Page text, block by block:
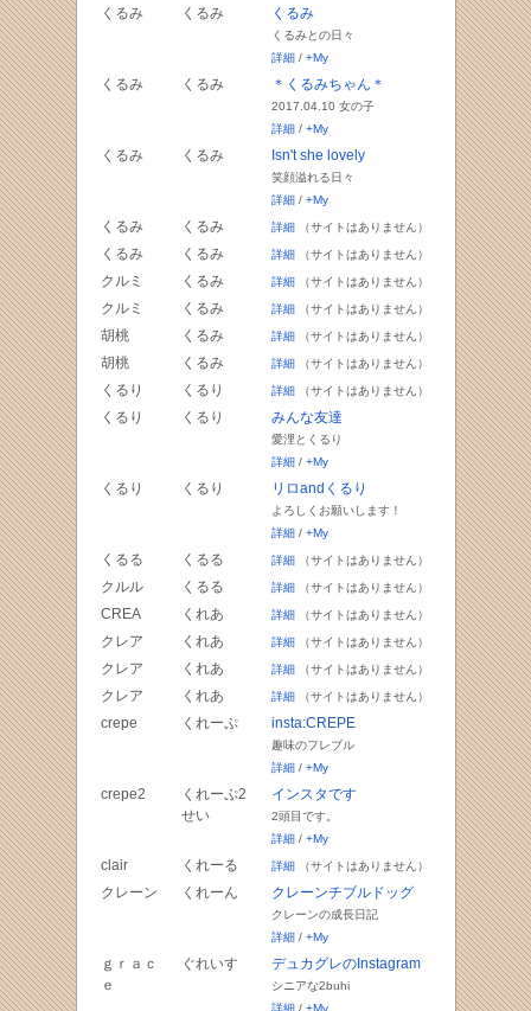
くるみ くるみ くるみ
くるみとの日々
詳細/ +My
くるみ くるみ ＊くるみちゃん＊
2017.04.10 女の子
詳細/ +My
くるみ くるみ Isn't she lovely
笑顔溢れる日々
詳細/ +My
くるみ くるみ 詳細（サイトはありません）
くるみ くるみ 詳細（サイトはありません）
クルミ くるみ 詳細（サイトはありません）
クルミ くるみ 詳細（サイトはありません）
胡桃 くるみ 詳細（サイトはありません）
胡桃 くるみ 詳細（サイトはありません）
くるり くるり 詳細（サイトはありません）
くるり くるり みんな友達
愛浬とくるり
詳細/ +My
くるり くるり リロandくるり
よろしくお願いします！
詳細/ +My
くるる くるる 詳細（サイトはありません）
クルル くるる 詳細（サイトはありません）
CREA くれあ 詳細（サイトはありません）
クレア くれあ 詳細（サイトはありません）
クレア くれあ 詳細（サイトはありません）
クレア くれあ 詳細（サイトはありません）
crepe くれーぷ insta:CREPE
趣味のフレブル
詳細/ +My
crepe2
くれーぷ2
せい
インスタです
2頭目です。
詳細/ +My
clair くれーる 詳細（サイトはありません）
クレーン くれーん クレーンチブルドッグ
クレーンの成長日記
詳細/ +My
ｇｒａｃ
ｅ
ぐれいす デュカグレのInstagram
シニアな2buhi
詳細/ +My